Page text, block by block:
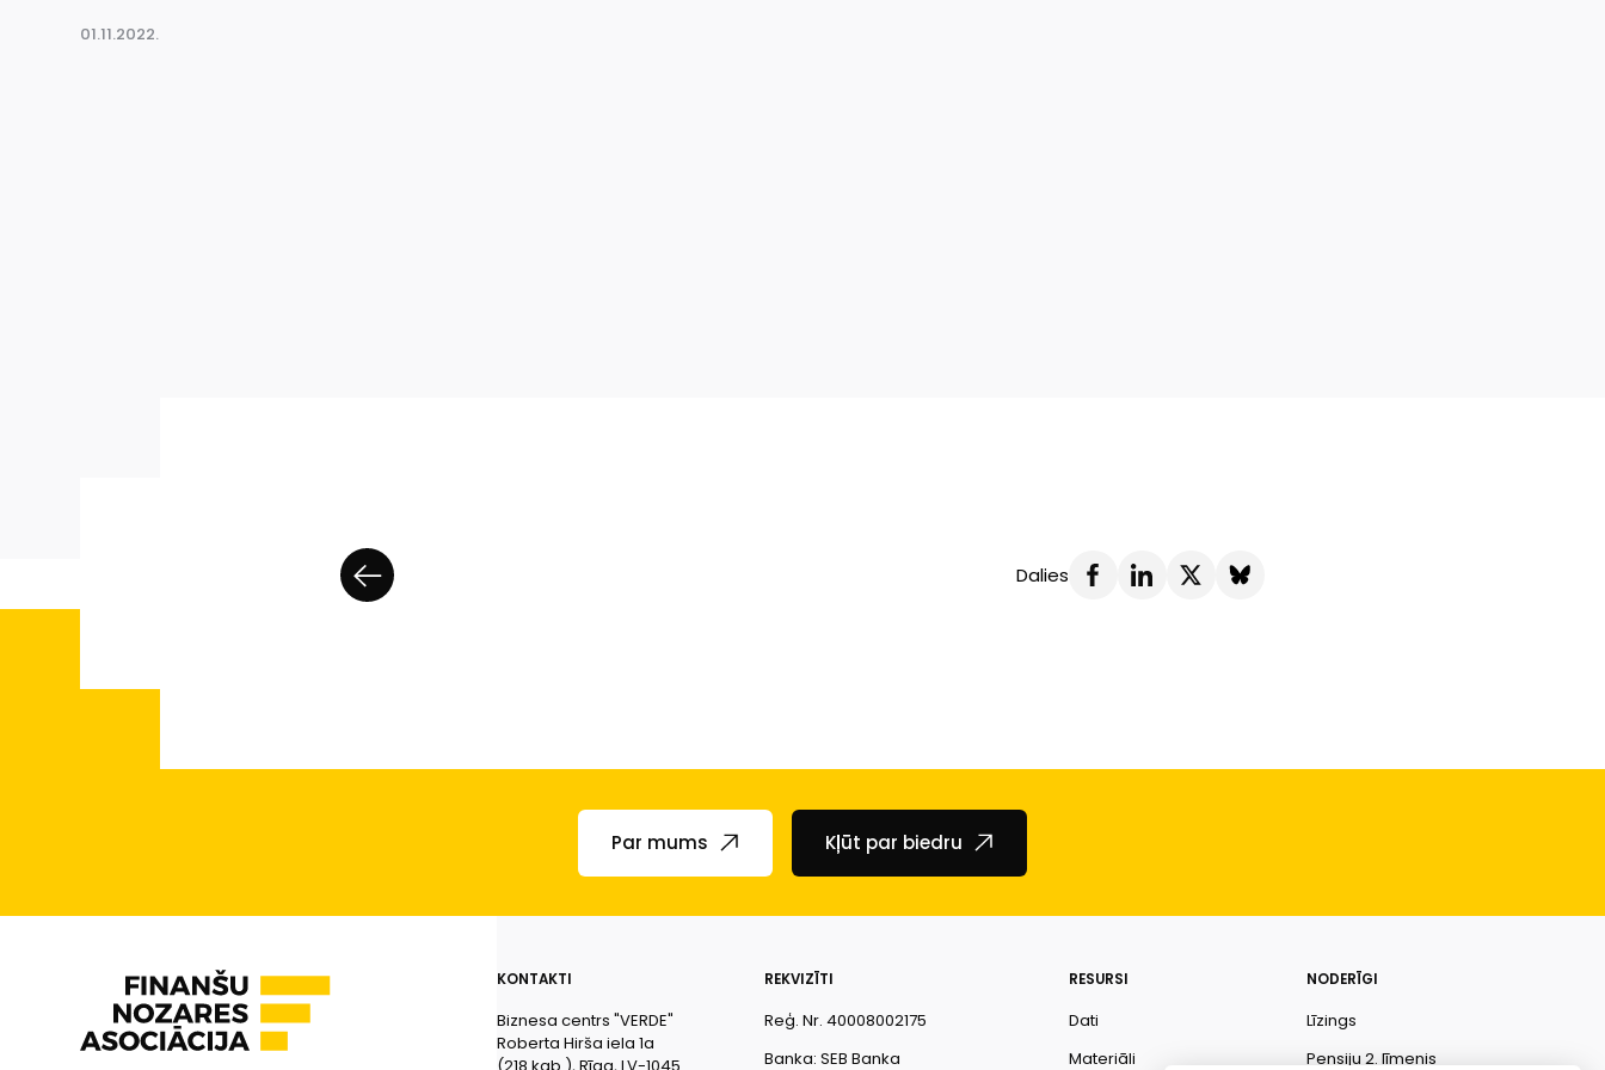
01.11.2022.
Dalies
Par mums Kļūt par biedru
KONTAKTI
Biznesa centrs "VERDE"
Roberta Hirša iela 1a
(218.kab.), Rīga, LV-1045
REKVIZĪTI
Reģ. Nr. 40008002175
Banka: SEB Banka
RESURSI
Dati
Materiāli
NODERĪGI
Līzings
Pensiju 2. līmenis